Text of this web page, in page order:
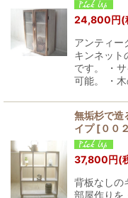
24,800円(
アンティー
キンネット
です。 ・
可能。 ・
無垢杉で
イプ [００
37,800円(
背板なしの
部屋作りを